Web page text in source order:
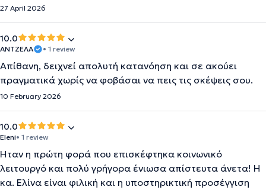
27 April 2026
10.0
ΑΝΤΖΕΛΑ • 1 review
Απίθανη, δειχνεί απολυτή κατανόηση και σε ακούει
πραγματικά χωρίς να φοβάσαι να πεις τις σκέψεις σου.
10 February 2026
10.0
Eleni• 1 review
Ήταν η πρώτη φορά που επισκέφτηκα κοινωνικό
λειτουργό και πολύ γρήγορα ένιωσα απίστευτα άνετα! Η
κα. Ελίνα είναι φιλική και η υποστηρικτική προσέγγιση